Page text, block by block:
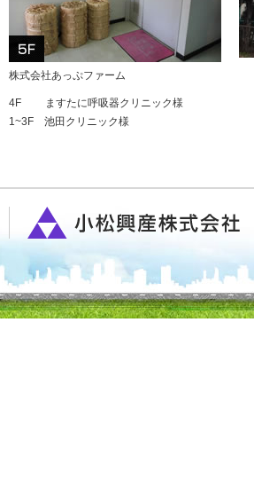
株式会社あっぷファーム
4F ますたに呼吸器クリニック様
1~3F 池田クリニック様